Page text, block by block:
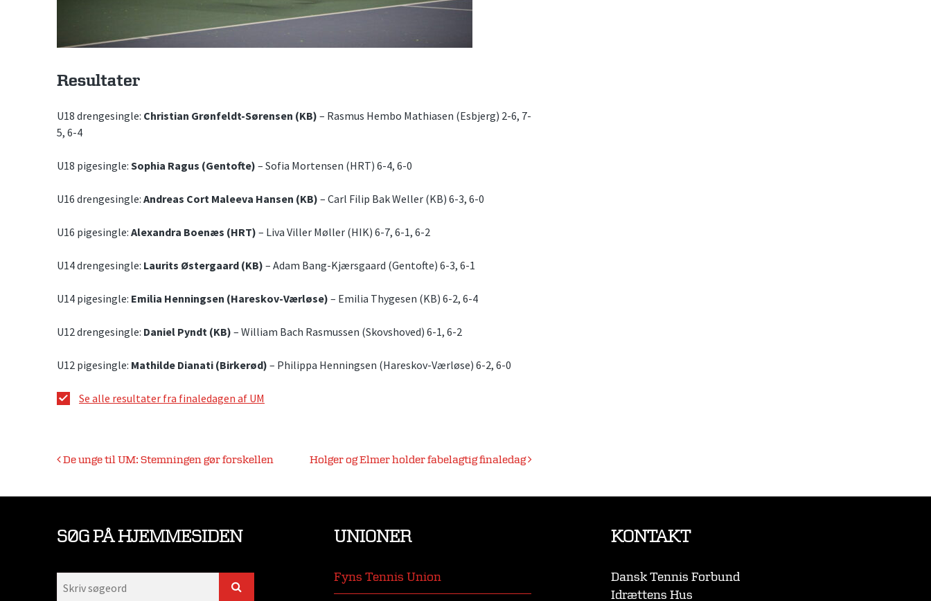
Resultater
U18 drengesingle: Christian Grønfeldt-Sørensen (KB) – Rasmus Hembo Mathiasen (Esbjerg) 2-6, 7-
5, 6-4
U18 pigesingle: Sophia Ragus (Gentofte) – Sofia Mortensen (HRT) 6-4, 6-0
U16 drengesingle: Andreas Cort Maleeva Hansen (KB) – Carl Filip Bak Weller (KB) 6-3, 6-0
U16 pigesingle: Alexandra Boenæs (HRT) – Liva Viller Møller (HIK) 6-7, 6-1, 6-2
U14 drengesingle: Laurits Østergaard (KB) – Adam Bang-Kjærsgaard (Gentofte) 6-3, 6-1
U14 pigesingle: Emilia Henningsen (Hareskov-Værløse) – Emilia Thygesen (KB) 6-2, 6-4
U12 drengesingle: Daniel Pyndt (KB) – William Bach Rasmussen (Skovshoved) 6-1, 6-2
U12 pigesingle: Mathilde Dianati (Birkerød) – Philippa Henningsen (Hareskov-Værløse) 6-2, 6-0
Se alle resultater fra finaledagen af UM
Indlægsnavigation
De unge til UM: Stemningen gør forskellen Holger og Elmer holder fabelagtig finaledag
SØG PÅ HJEMMESIDEN UNIONER
Fyns Tennis Union
KONTAKT
Dansk Tennis Forbund
Idrættens Hus